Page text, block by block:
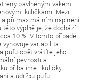
bavlněným vakem
kuličkami. Mezi
při maximálním naplnění i
této výplně je, že dochází
10 %. V tomto případě
vyhovuje variabilita
pufu opět vrátíte jeho
pevnosti a
přibalíme i kuličky
a údržbu pufu.